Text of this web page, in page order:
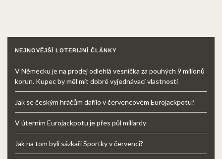
NEJNOVĚJŠÍ LOTERIJNÍ ČLÁNKY
V Německu je na prodej odlehlá vesnička za pouhých 9 milionů
korun. Kupec by měl mít dobré vyjednávací vlastnosti
Jak se českým hráčům dařilo v červencovém Eurojackpotu?
V úterním Eurojackpotu je přes půl miliardy
Jak na tom byli sázkaři Sportky v červenci?